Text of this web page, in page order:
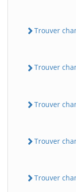
Trouver
Trouver
Trouver
Trouver
Trouver